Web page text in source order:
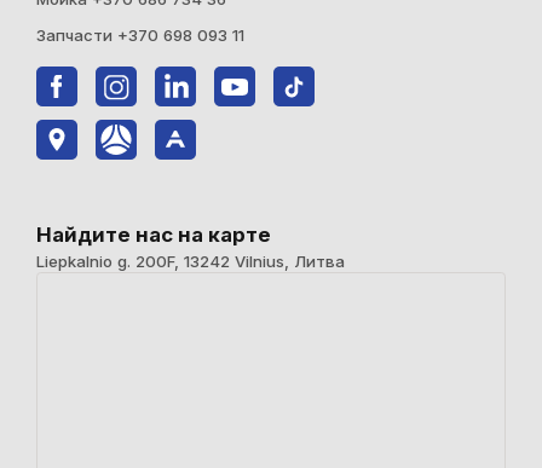
Запчасти +370 698 093 11
Найдите нас на карте
Liepkalnio g. 200F, 13242 Vilnius, Литва